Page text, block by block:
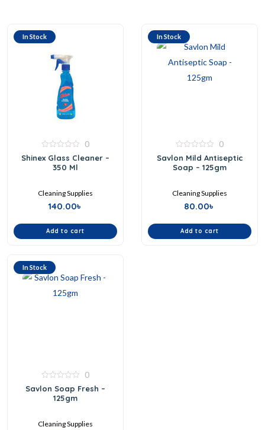
In Stock
out
0
Shinex Glass Cleaner –
350 Ml
Cleaning Supplies
140.00৳
Add to cart
In Stock
out
of
0
Savlon Mild Antiseptic
Soap – 125gm
Cleaning Supplies
80.00৳
Add to cart
In Stock
out
0
Savlon Soap Fresh –
125gm
Cleaning Supplies